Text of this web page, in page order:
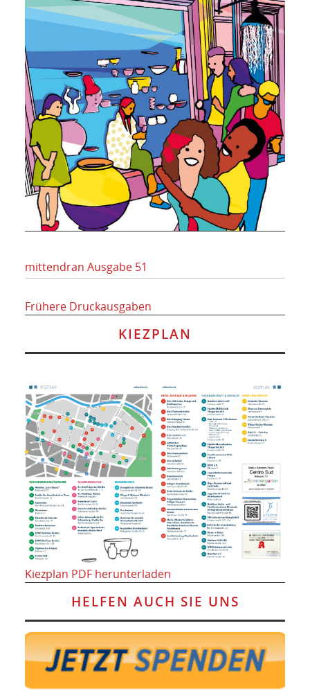
mittendran Ausgabe 51
Frühere Druckausgaben
KIEZPLAN
Kiezplan PDF herunterladen
HELFEN AUCH SIE UNS